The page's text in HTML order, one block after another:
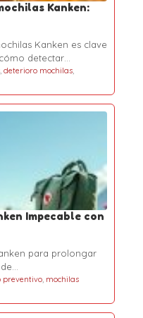
Kanken:
Kanken es clave
detectar…
, deterioro mochilas,
Impecable con
para prolongar
preventivo, mochilas